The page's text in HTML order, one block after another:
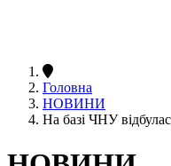
Головна
НОВИНИ
На базі ЧНУ